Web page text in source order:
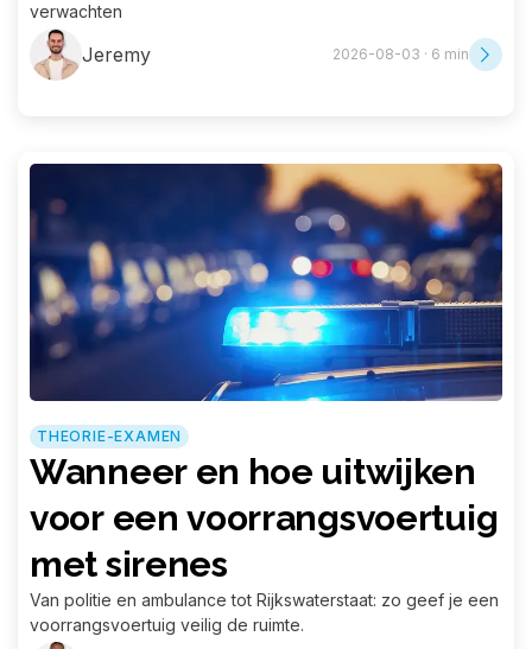
verwachten
Jeremy 2026-08-03 · 6 min
THEORIE-EXAMEN
Wanneer en hoe uitwijken
voor een voorrangsvoertuig
met sirenes
Van politie en ambulance tot Rijkswaterstaat: zo geef je een
voorrangsvoertuig veilig de ruimte.